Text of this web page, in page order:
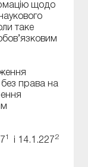
щодо
таке
без права на
1 і 14.1.227 2